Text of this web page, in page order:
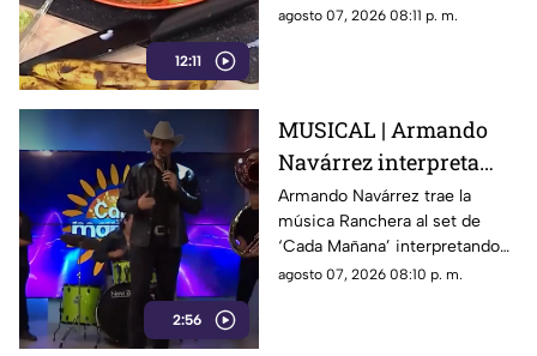
12:11
agosto 07, 2026 08:11 p. m.
2:56
MUSICAL | Armando
Navárrez interpreta
'Corazón en modo
Avión' EN VIVO
Armando Navárrez trae la
música Ranchera al set de
‘Cada Mañana’ interpretando
su canción ‘Corazón en modo
agosto 07, 2026 08:10 p. m.